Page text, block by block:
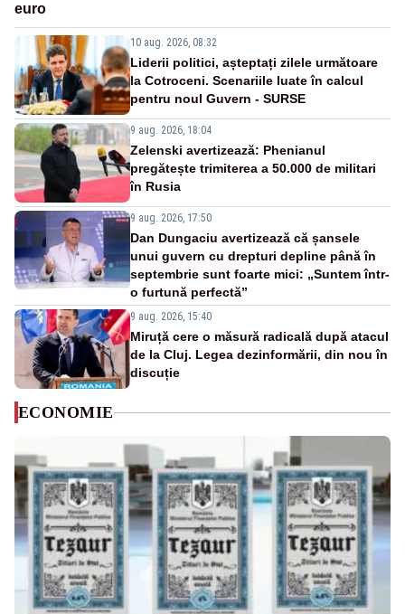
euro
10 aug. 2026, 08:32
Liderii politici, așteptați zilele următoare
la Cotroceni. Scenariile luate în calcul
pentru noul Guvern - SURSE
9 aug. 2026, 18:04
Zelenski avertizează: Phenianul
pregătește trimiterea a 50.000 de militari
în Rusia
9 aug. 2026, 17:50
Dan Dungaciu avertizează că șansele
unui guvern cu drepturi depline până în
septembrie sunt foarte mici: „Suntem într-
o furtună perfectă”
9 aug. 2026, 15:40
Miruță cere o măsură radicală după atacul
de la Cluj. Legea dezinformării, din nou în
discuție
ECONOMIE